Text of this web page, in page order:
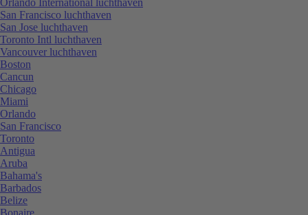
San Francisco luchthaven
San Jose luchthaven
Toronto Intl luchthaven
Vancouver luchthaven
Boston
Cancun
Chicago
Miami
Orlando
San Francisco
Toronto
Antigua
Aruba
Bahama's
Barbados
Belize
Bonaire